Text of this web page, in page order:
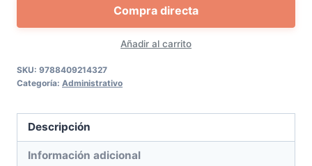
Parte
general
y
Añadir al carrito
Compra directa
SKU: 9788409214327
Categoría: Administrativo
Descripción
Información adicional